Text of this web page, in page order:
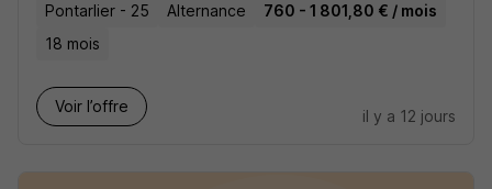
Pontarlier - 25 Alternance
760 - 1 801,80 € / mois
18 mois
Voir l’offre
il y a 12 jours